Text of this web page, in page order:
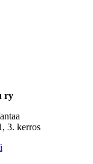
ry
3. kerros